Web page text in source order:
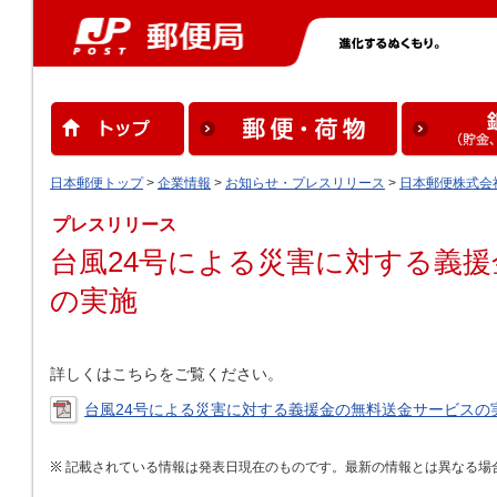
日本郵便トップ> 企業情報 > お知らせ・プレスリリース > 日本郵便株式
プレスリリース
台風24号による災害に対する義
の実施
詳しくはこちらをご覧ください。
台風24号による災害に対する義援金の無料送金サービス
記載されている情報は発表日現在のものです。最新の情報とは異なる